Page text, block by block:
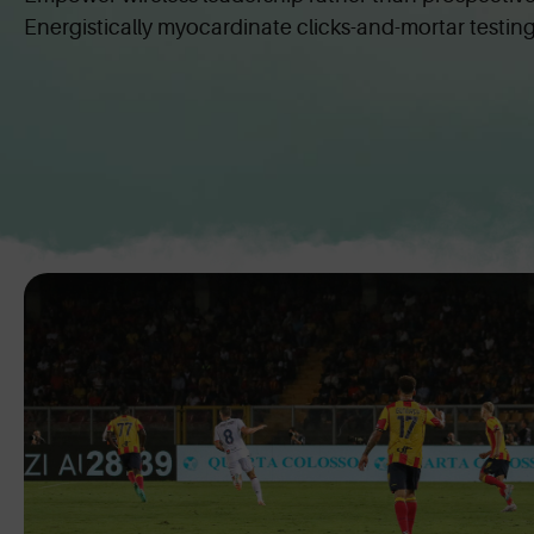
Energistically myocardinate clicks-and-mortar